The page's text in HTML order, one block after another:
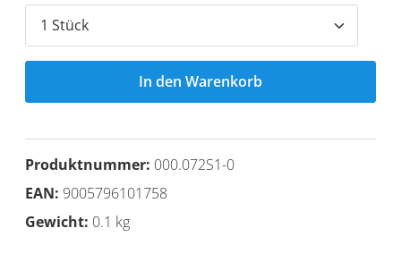
In den Warenkorb
Produktnummer: 000.072S1-0
EAN: 9005796101758
Gewicht: 0.1 kg